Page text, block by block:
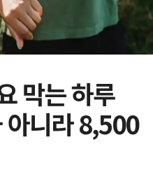
막는 하루
아니라 8,500